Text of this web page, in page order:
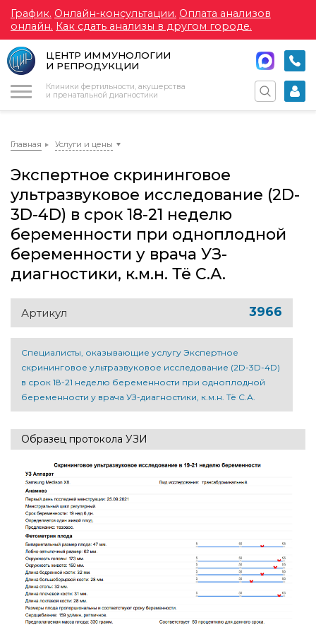
График. Онлайн-консультации. Оплата анализов
онлайн. Как сдать анализы в другом городе.
ЦЕНТР ИММУНОЛОГИИ
И РЕПРОДУКЦИИ
Клиники фертильности, акушерства
и пренатальной диагностики
Главная Услуги и цены
Экспертное скрининговое
ультразвуковое исследование (2D-
3D-4D) в срок 18-21 неделю
беременности при одноплодной
беременности у врача УЗ-
диагностики, к.м.н. Тё С.А.
Артикул 3966
Специалисты, оказывающие услугу Экспертное
скрининговое ультразвуковое исследование (2D-3D-4D)
в срок 18-21 неделю беременности при одноплодной
беременности у врача УЗ-диагностики, к.м.н. Тё С.А.
Образец протокола УЗИ